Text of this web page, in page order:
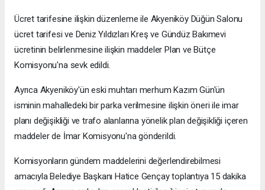
Ücret tarifesine ilişkin düzenleme ile Akyeniköy Düğün Salonu
ücret tarifesi ve Deniz Yıldızları Kreş ve Gündüz Bakımevi
ücretinin belirlenmesine ilişkin maddeler Plan ve Bütçe
Komisyonu'na sevk edildi.
Ayrıca Akyeniköy'ün eski muhtarı merhum Kazım Gün'ün
isminin mahalledeki bir parka verilmesine ilişkin öneri ile imar
planı değişikliği ve trafo alanlarına yönelik plan değişikliği içeren
maddeler de İmar Komisyonu'na gönderildi.
Komisyonların gündem maddelerini değerlendirebilmesi
amacıyla Belediye Başkanı Hatice Gençay toplantıya 15 dakika